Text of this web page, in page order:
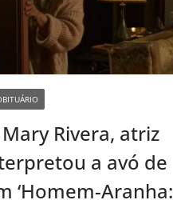
Rivera, atriz
a avó de
‘Homem-Aranha: